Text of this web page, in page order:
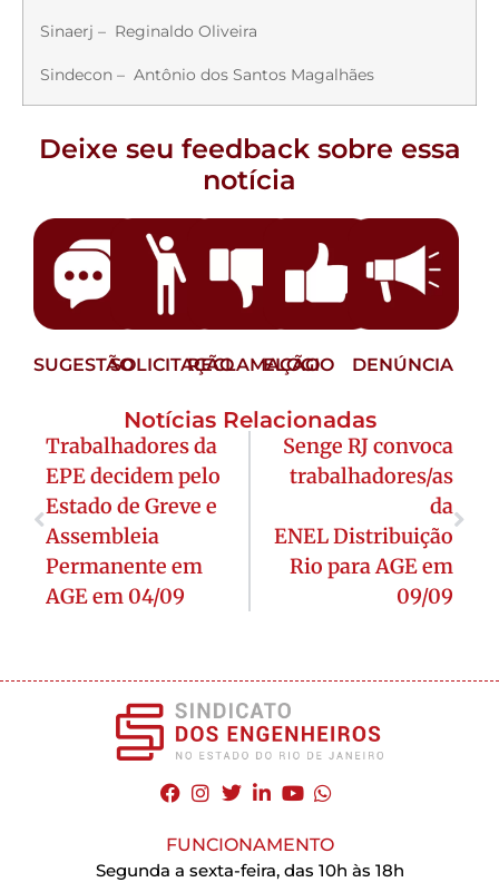
Sinaerj – Reginaldo Oliveira
Sindecon – Antônio dos Santos Magalhães
Deixe seu feedback sobre essa
notícia
SUGESTÃOSOLICITAÇÃORECLAMAÇÃO
ELOGIO DENÚNCIA
Notícias Relacionadas
Trabalhadores da
EPE decidem pelo
Estado de Greve e
Assembleia
Permanente em
AGE em 04/09
Senge RJ convoca
trabalhadores/as
da
ENEL Distribuição
Rio para AGE em
09/09
FUNCIONAMENTO
Segunda a sexta-feira, das 10h às 18h